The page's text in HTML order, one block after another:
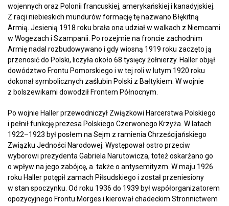
wojennych oraz Polonii francuskiej, amerykańskiej i kanadyjskiej.
Z racji niebieskich mundurów formację tę nazwano Błękitną
Armią. Jesienią 1918 roku brała ona udział w walkach z Niemcami
w Wogezach i Szampanii. Po rozejmie na froncie zachodnim
Armię nadal rozbudowywano i gdy wiosną 1919 roku zaczęto ją
przenosić do Polski, liczyła około 68 tysięcy żołnierzy. Haller objął
dowództwo Frontu Pomorskiego i w tej roli w lutym 1920 roku
dokonał symbolicznych zaślubin Polski z Bałtykiem. W wojnie
z bolszewikami dowodził Frontem Północnym.
Po wojnie Haller przewodniczył Związkowi Harcerstwa Polskiego
i pełnił funkcję prezesa Polskiego Czerwonego Krzyża. W latach
1922–1923 był posłem na Sejm z ramienia Chrześcijańskiego
Związku Jedności Narodowej. Występował ostro przeciw
wyborowi prezydenta Gabriela Narutowicza, toteż oskarżano go
o wpływ na jego zabójcę, a także o antysemityzm. W maju 1926
roku Haller potępił zamach Piłsudskiego i został przeniesiony
w stan spoczynku. Od roku 1936 do 1939 był współorganizatorem
opozycyjnego Frontu Morges i kierował chadeckim Stronnictwem